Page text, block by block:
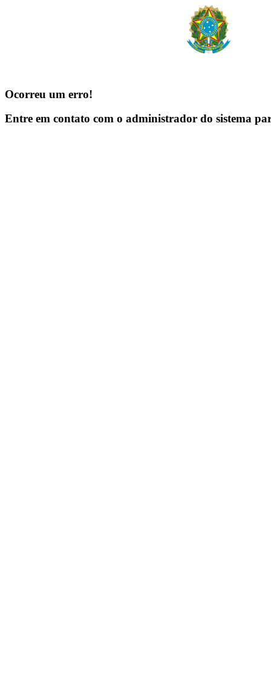
Ocorreu um erro!
Entre em contato com o administrador do sistema